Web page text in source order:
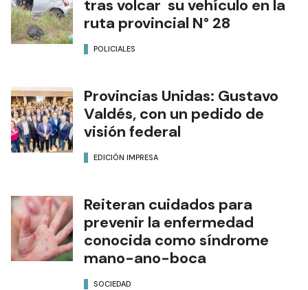
tras volcar su vehículo en la
ruta provincial N° 28
POLICIALES
Provincias Unidas: Gustavo
Valdés, con un pedido de
visión federal
EDICIÓN IMPRESA
Reiteran cuidados para
prevenir la enfermedad
conocida como síndrome
mano-ano-boca
SOCIEDAD